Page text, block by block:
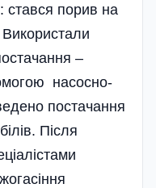
стався порив на
–
насосно-
постачання
Після